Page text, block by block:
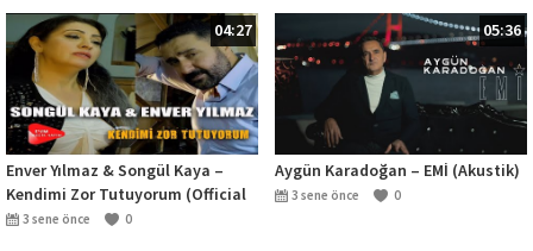
04:27
Enver Yılmaz & Songül Kaya –
Kendimi Zor Tutuyorum (Official
Video)
3 sene önce 0
05:36
Aygün Karadoğan – EMİ (Akustik)
3 sene önce 0